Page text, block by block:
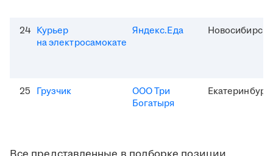
24 Курьер
на электросамокате
Яндекс.Еда Новосибирск
25 Грузчик
ООО Три
Богатыря
Екатеринбург